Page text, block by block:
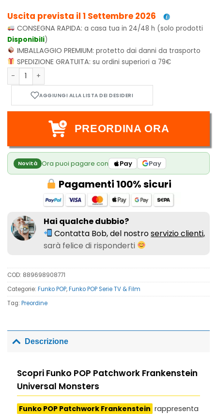
Uscita prevista il 1 Settembre 2026
CONSEGNA RAPIDA:a casa tua in 24/48 h (solo prodotti
Disponibili)
IMBALLAGGIO PREMIUM:protetto dai danni da trasporto
SPEDIZIONE GRATUITA:su ordini superiori a 79€
Funko POP! Movies: Universal Monsters - Patchwork
PREORDINA ORA
Novità Ora puoi pagare con Pay Pay
Pagamenti 100% sicuri
Hai qualche dubbio?
Contatta Bob, del nostroservizio clienti,
sarà felice di risponderti
COD: 889698908771
Categorie: Funko POP,Funko POP Serie TV & Film
Tag: Preordine
Descrizione
Scopri Funko POP Patchwork Frankenstein
Universal Monsters
Funko POP Patchwork Frankenstein rappresenta